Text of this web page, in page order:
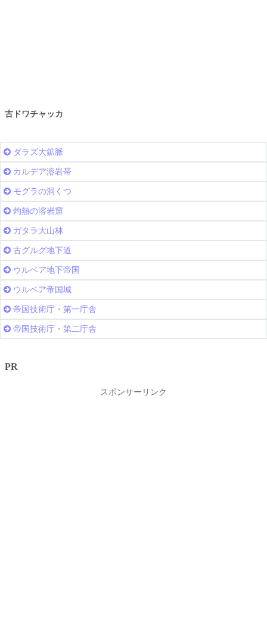
古ドワチャッカ
ダラズ大鉱脈
カルデア溶岩帯
モグラの洞くつ
灼熱の溶岩窟
ガタラ大山林
古グルグ地下道
ウルベア地下帝国
ウルベア帝国城
帝国技術庁・第一庁舎
帝国技術庁・第二庁舎
PR
スポンサーリンク